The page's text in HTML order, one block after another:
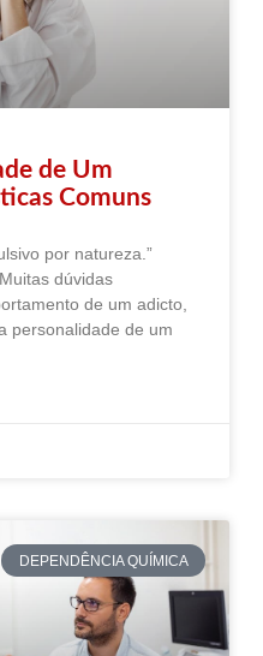
de Um
Comuns
por natureza.”
dúvidas
de um adicto,
personalidade de um
DEPENDÊNCIA QUÍMICA